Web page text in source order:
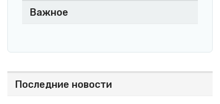
Важное
Последние новости